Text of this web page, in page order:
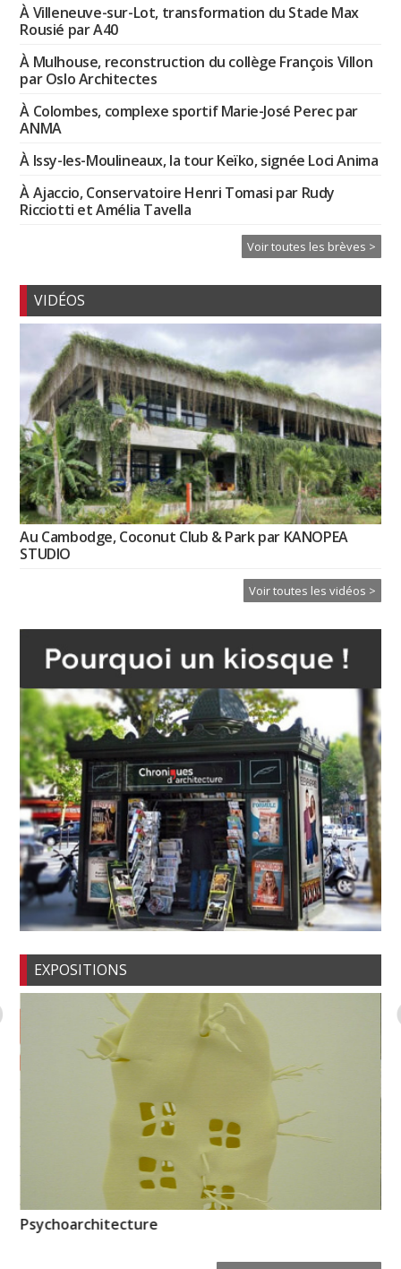
À Villeneuve-sur-Lot, transformation du Stade Max
Rousié par A40
À Mulhouse, reconstruction du collège François Villon
par Oslo Architectes
À Colombes, complexe sportif Marie-José Perec par
ANMA
À Issy-les-Moulineaux, la tour Keïko, signée Loci Anima
À Ajaccio, Conservatoire Henri Tomasi par Rudy
Ricciotti et Amélia Tavella
Voir toutes les brèves >
VIDÉOS
Au Cambodge, Coconut Club & Park par KANOPEA
STUDIO
Voir toutes les vidéos >
EXPOSITIONS
Psychoarchitecture